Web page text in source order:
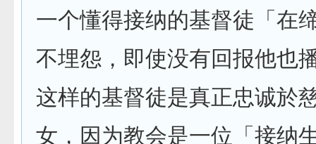
一个懂得接纳的基督徒「在
不埋怨，即使没有回报他也
这样的基督徒是真正忠诚於
女，因为教会是一位「接纳